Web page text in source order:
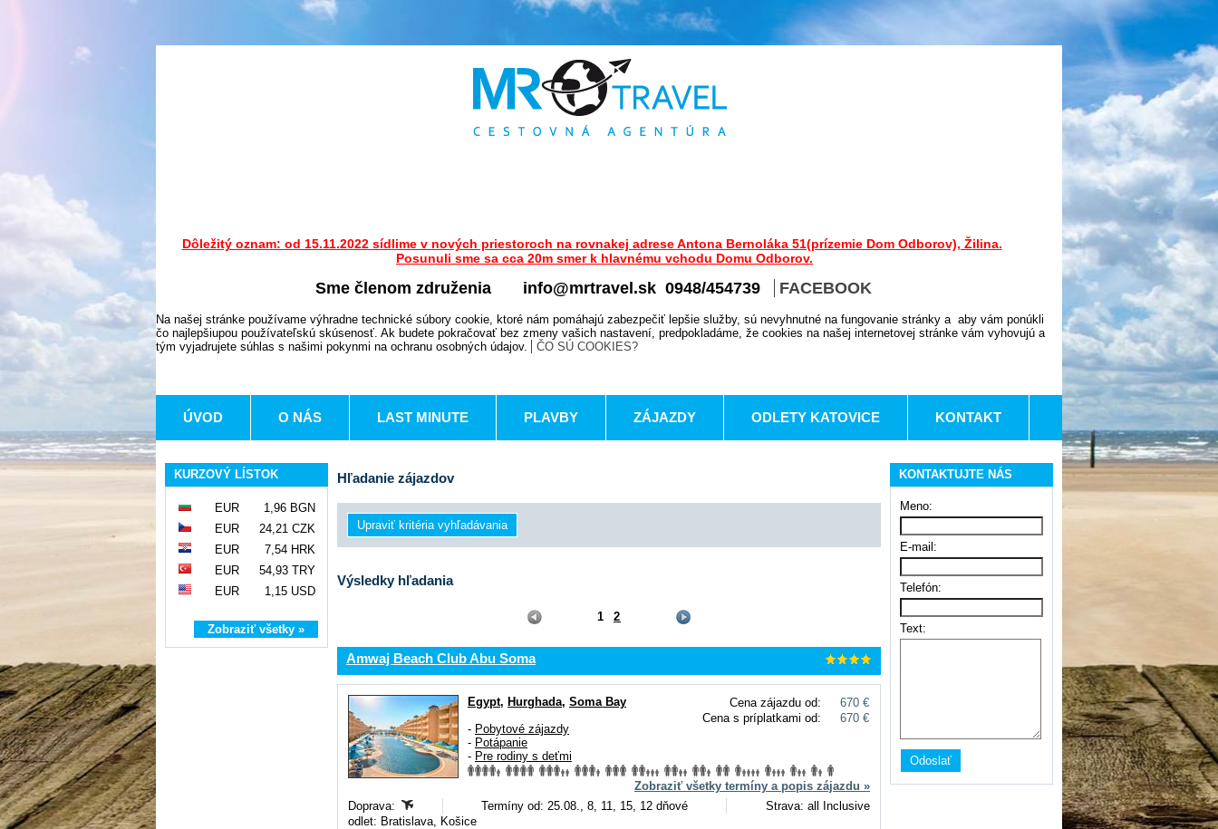
Dôležitý oznam: od 15.11.2022 sídlime v nových priestoroch na rovnakej adrese Antona Bernoláka 51(prízemie Dom Odborov), Žilina.
Posunuli sme sa cca 20m smer k hlavnému vchodu Domu Odborov.
Sme členom združenia info@mrtravel.sk 0948/454739 FACEBOOK
Na našej stránke používame výhradne technické súbory cookie, ktoré nám pomáhajú zabezpečiť lepšie služby, sú nevyhnutné na fungovanie stránky a aby vám ponúkli
čo najlepšiupou používateľskú skúsenosť. Ak budete pokračovať bez zmeny vašich nastavení, predpokladáme, že cookies na našej internetovej stránke vám vyhovujú a
tým vyjadrujete súhlas s našimi pokynmi na ochranu osobných údajov.
ČO SÚ COOKIES?
ÚVOD O NÁS LAST MINUTE PLAVBY ZÁJAZDY ODLETY KATOVICE KONTAKT
KURZOVÝ LÍSTOK
EUR
1,96 BGN
EUR
24,21 CZK
EUR
7,54 HRK
EUR
54,93 TRY
EUR
1,15 USD
Zobraziť všetky »
Hľadanie zájazdov
Výsledky hľadania
1 2
Amwaj Beach Club Abu Soma
Cena zájazdu od:
670 €
Cena s príplatkami od:
670 €
Egypt, Hurghada, Soma Bay
- Pobytové zájazdy
- Potápanie
- Pre rodiny s deťmi
Zobraziť všetky termíny a popis zájazdu »
Doprava:
Termíny od: 25.08., 8, 11, 15, 12 dňové
Strava: all Inclusive
odlet: Bratislava, Košice
KONTAKTUJTE NÁS
Meno:
E-mail:
Telefón:
Text: